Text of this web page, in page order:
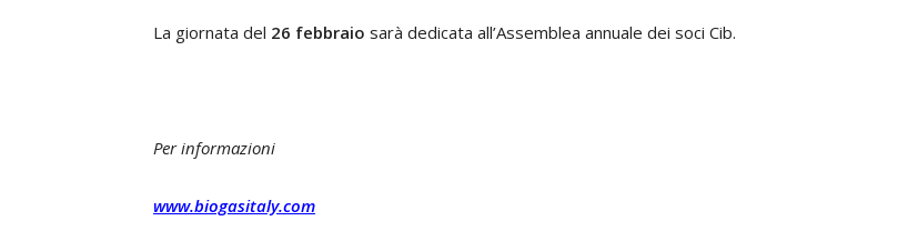
La giornata del 26 febbraio sarà dedicata all’Assemblea annuale dei soci Cib.
Per informazioni
www.biogasitaly.com